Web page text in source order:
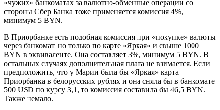
«чужих» банкоматах за валютно-обменные операции со
стороны Сбер Банка тоже применяется комиссия 4%,
минимум 5 BYN.
В Приорбанке есть подобная комиссия при «покупке» валюты
через банкомат, но только по карте «Яркая» и свыше 1000
BYN в эквиваленте. Она составляет 3%, минимум 5 BYN. В
остальных случаях дополнительная плата не взимается. Если
предположить, что у Марии была бы «Яркая» карта
Приорбанка в белорусских рублях и она сняла бы в банкомате
500 USD по курсу 3,1, то комиссия составила бы 46,5 BYN.
Также немало.